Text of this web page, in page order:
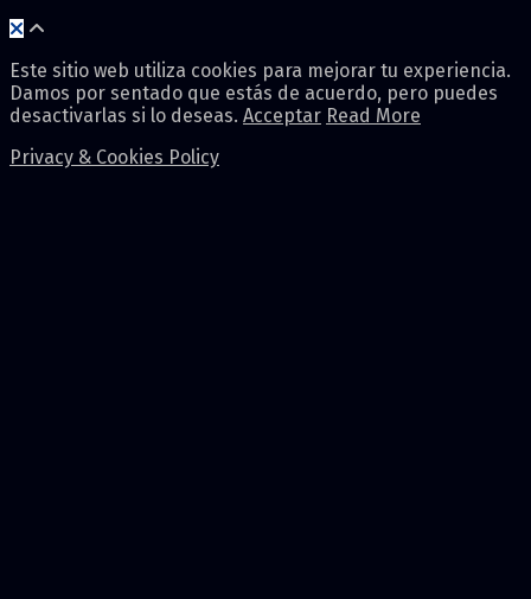
Este sitio web utiliza cookies para mejorar tu experiencia.
Damos por sentado que estás de acuerdo, pero puedes
desactivarlas si lo deseas. Acceptar Read More
Privacy & Cookies Policy